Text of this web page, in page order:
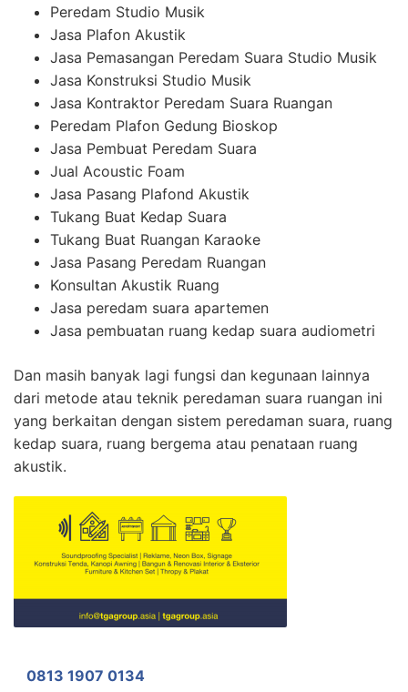
Peredam Studio Musik
Jasa Plafon Akustik
Jasa Pemasangan Peredam Suara Studio Musik
Jasa Konstruksi Studio Musik
Jasa Kontraktor Peredam Suara Ruangan
Peredam Plafon Gedung Bioskop
Jasa Pembuat Peredam Suara
Jual Acoustic Foam
Jasa Pasang Plafond Akustik
Tukang Buat Kedap Suara
Tukang Buat Ruangan Karaoke
Jasa Pasang Peredam Ruangan
Konsultan Akustik Ruang
Jasa peredam suara apartemen
Jasa pembuatan ruang kedap suara audiometri
Dan masih banyak lagi fungsi dan kegunaan lainnya
dari metode atau teknik peredaman suara ruangan ini
yang berkaitan dengan sistem peredaman suara, ruang
kedap suara, ruang bergema atau penataan ruang
akustik.
0813 1907 0134